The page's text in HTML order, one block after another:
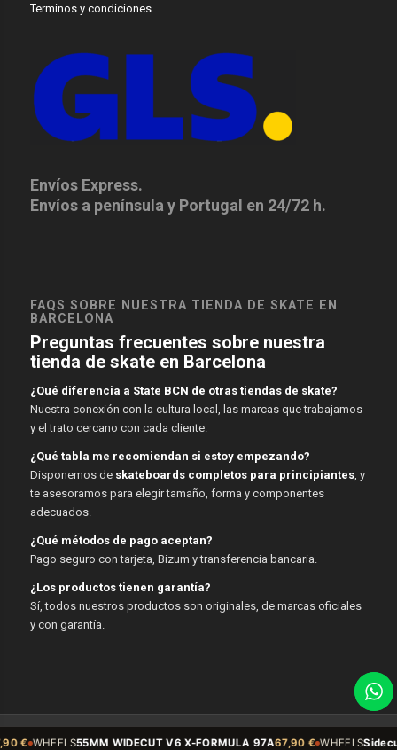
Terminos y condiciones
Envíos Express.
Envíos a península y Portugal en 24/72 h.
FAQS SOBRE NUESTRA TIENDA DE SKATE EN
BARCELONA
Preguntas frecuentes sobre nuestra
tienda de skate en Barcelona
¿Qué diferencia a State BCN de otras tiendas de skate?
Nuestra conexión con la cultura local, las marcas que trabajamos
y el trato cercano con cada cliente.
¿Qué tabla me recomiendan si estoy empezando?
Disponemos de skateboards completos para principiantes, y
te asesoramos para elegir tamaño, forma y componentes
adecuados.
¿Qué métodos de pago aceptan?
Pago seguro con tarjeta, Bizum y transferencia bancaria.
¿Los productos tienen garantía?
Sí, todos nuestros productos son originales, de marcas oficiales
y con garantía.
© Copyright - State BCN - 2026
WIDECUT V6 X-FORMULA 97A67,90 € WHEELSSidecut 54mm 99A V5